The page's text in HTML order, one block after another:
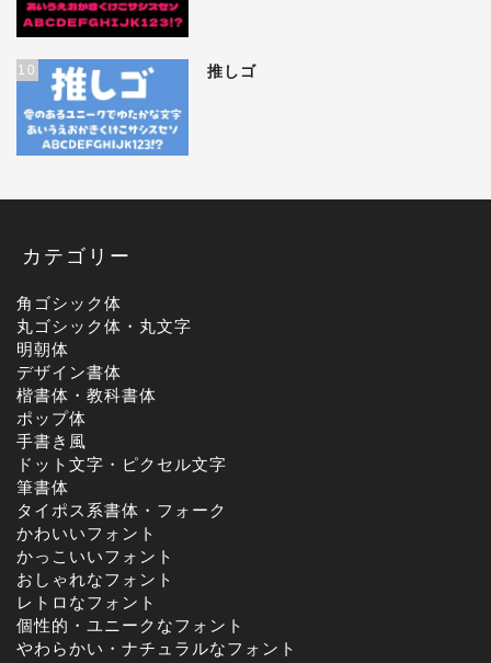
10 推しゴ
カテゴリー
角ゴシック体
丸ゴシック体・丸文字
明朝体
デザイン書体
楷書体・教科書体
ポップ体
手書き風
ドット文字・ピクセル文字
筆書体
タイポス系書体・フォーク
かわいいフォント
かっこいいフォント
おしゃれなフォント
レトロなフォント
個性的・ユニークなフォント
やわらかい・ナチュラルなフォント